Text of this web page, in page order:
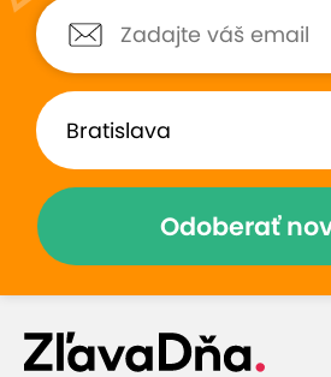
Odoberať